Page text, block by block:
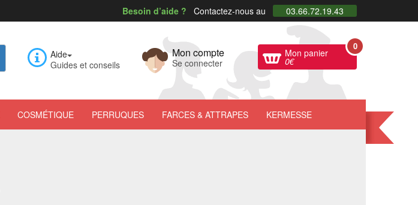
Besoin d’aide ? Contactez-nous au 03.66.72.19.43
Aide
Guides et conseils
Mon compte
Se connecter
Mon panier
0€
0
COSMÉTIQUE PERRUQUES FARCES & ATTRAPES KERMESSE